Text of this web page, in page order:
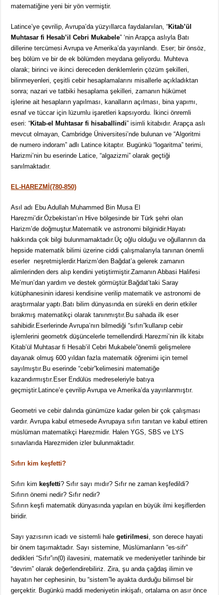
matematiğine yeni bir yön vermiştir.
Latince’ye çevrilip, Avrupa’da yüzyıllarca faydalanılan, “Kitab’ül
Muhtasar fi Hesab’il Cebri Mukabele” ‘nin Arapça aslıyla Batı
dillerine tercümesi Avrupa ve Amerika’da yayınlandı. Eser; bir önsöz,
beş bölüm ve bir de ek bölümden meydana geliyordu. Muhteva
olarak; birinci ve ikinci dereceden denklemlerin çözüm şekilleri,
bilinmeyenleri, çeşitli cebir hesaplamalarını misallerle açıkladıktan
sonra; nazari ve tatbiki hesaplama şekilleri, zamanın hükümet
işlerine ait hesapların yapılması, kanalların açılması, bina yapımı,
esnaf ve tüccar için lüzumlu işaretleri kapsıyordu. İkinci önremli
eseri: “Kitab-el Muhtasar fi hisaballindi” isimli kitabıdır. Arapça aslı
mevcut olmayan, Cambridge Üniversitesi’nde bulunan ve “Algoritmi
de numero indoram” adlı Latince kitaptır. Bugünkü “logaritma” terimi,
Harizmi’nin bu eserinde Latice, “algazizmi” olarak geçtiği
sanılmaktadır.
EL-HAREZMİ(780-850)
Asıl adı Ebu Adullah Muhammed Bin Musa El
Harezmi’dir.Özbekistan’ın Hive bölgesinde bir Türk şehri olan
Harizm’de doğmuştur.Matematik ve astronomi bilginidir.Hayatı
hakkında çok bilgi bulunmamaktadır.Üç oğlu olduğu ve oğullarının da
hepside matematik bilimi üzerine ciddi çalışmalarıyla tanınan önemli
eserler neşretmişlerdir.Harizm’den Bağdat’a gelerek zamanın
alimlerinden ders alıp kendini yetiştirmiştir.Zamanın Abbasi Halifesi
Me’mun’dan yardım ve destek görmüştür.Bağdat’taki Saray
kütüphanesinin idaresi kendisine verilip matematik ve astronomi de
araştırmalar yaptı.Batı bilim dünyasında en sürekli en derin etkiler
bırakmış matematikçi olarak tanınmıştır.Bu sahada ilk eser
sahibidir.Eserlerinde Avrupa’nın bilmediği “sıfırı”kullanıp cebir
işlemlerini geometrk düşüncelerle temellendirdi.Harezmi’nin ilk kitabı
Kitab’ül Muhtasar fi Hesab’il Cebri Mukabele”önemli gelişmelere
dayanak olmuş 600 yıldan fazla matematik öğrenimi için temel
sayılmıştır.Bu eserinde “cebir”kelimesini matematiğe
kazandırmıştır.Eser Endülüs medreseleriyle batıya
geçmiştir.Latince’e çevrilip Avrupa ve Amerika’da yayınlanmıştır.
Geometri ve cebir dalında günümüze kadar gelen bir çok çalışması
vardır. Avrupa kabul etmesede Avrupaya sıfırı tanıtan ve kabul ettiren
müslüman matematikçi Harezmidir. Halen YGS, SBS ve LYS
sınavlarıda Harezmiden izler bulunmaktadır.
Sıfırı kim keşfetti?
Sıfırı kim keşfetti? Sıfır sayı mıdır? Sıfır ne zaman keşfedildi?
Sıfırın önemi nedir? Sıfır nedir?
Sıfırın keşfi matematik dünyasında yapılan en büyük ilmi keşiflerden
biridir.
Sayı yazısının icadı ve sistemli halegetirilmesi, son derece hayati
bir önem taşımaktadır. Sayı sistemine, Müslümanların “es-sifr”
dedikleri “Sıfır”ın(0) ilavesini, matematik ve medeniyetler tarihinde bir
“devrim” olarak değerlendirebiliriz. Zira, şu anda çağdaş ilimin ve
hayatın her cephesinin, bu “sistem”le ayakta durduğu bilimsel bir
gerçektir. Bugünkü maddi medeniyetin inkişafı, ortalama on asır önce